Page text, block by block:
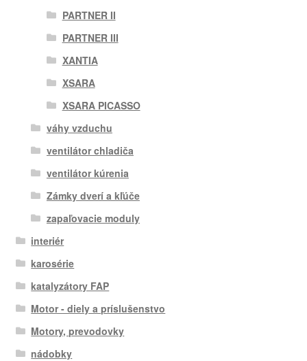
PARTNER II
PARTNER III
XANTIA
XSARA
XSARA PICASSO
váhy vzduchu
ventilátor chladiča
ventilátor kúrenia
Zámky dverí a kľúče
zapaľovacie moduly
interiér
karosérie
katalyzátory FAP
Motor - diely a príslušenstvo
Motory, prevodovky
nádobky